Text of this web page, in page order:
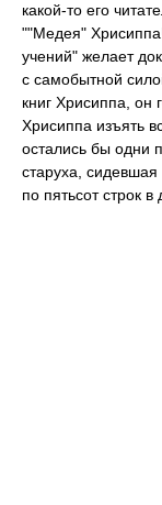
какой-то его
""Медея"
учений" желает
с самобытной
книг Хрисиппа, он
Хрисиппа изъять
остались бы одни
старуха,
по пятьсот строк